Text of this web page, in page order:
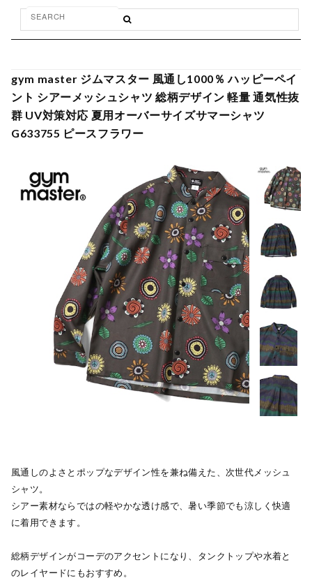
gym master ジムマスター 風通し1000％ ハッピーペイ
ント シアーメッシュシャツ 総柄デザイン 軽量 通気性抜
群 UV対策対応 夏用オーバーサイズサマーシャツ
G633755 ピースフラワー
風通しのよさとポップなデザイン性を兼ね備えた、次世代メッシュ
シャツ。
シアー素材ならではの軽やかな透け感で、暑い季節でも涼しく快適
に着用できます。
総柄デザインがコーデのアクセントになり、タンクトップや水着と
のレイヤードにもおすすめ。